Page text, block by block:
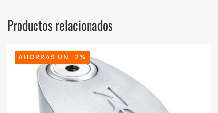
Productos relacionados
AHORRAS UN 12%